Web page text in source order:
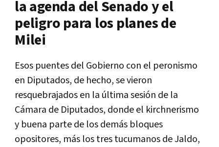
la agenda del Senado y el
peligro para los planes de
Milei
Esos puentes del Gobierno con el peronismo
en Diputados, de hecho, se vieron
resquebrajados en la última sesión de la
Cámara de Diputados, donde el kirchnerismo
y buena parte de los demás bloques
opositores, más los tres tucumanos de Jaldo,